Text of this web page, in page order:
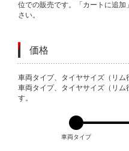
位での販売です。「カートに追
さい。
価格
VARIATIONS
車両タイプ、タイヤサイズ（リム
車両タイプ、タイヤサイズ（リム
す。
車両タイプ